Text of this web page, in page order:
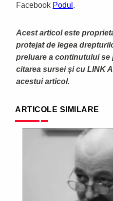
Facebook Podul .
Acest articol este
protejat de legea
preluare a continutului se
citarea sursei și cu LINK
acestui articol.
ARTICOLE SIMILARE